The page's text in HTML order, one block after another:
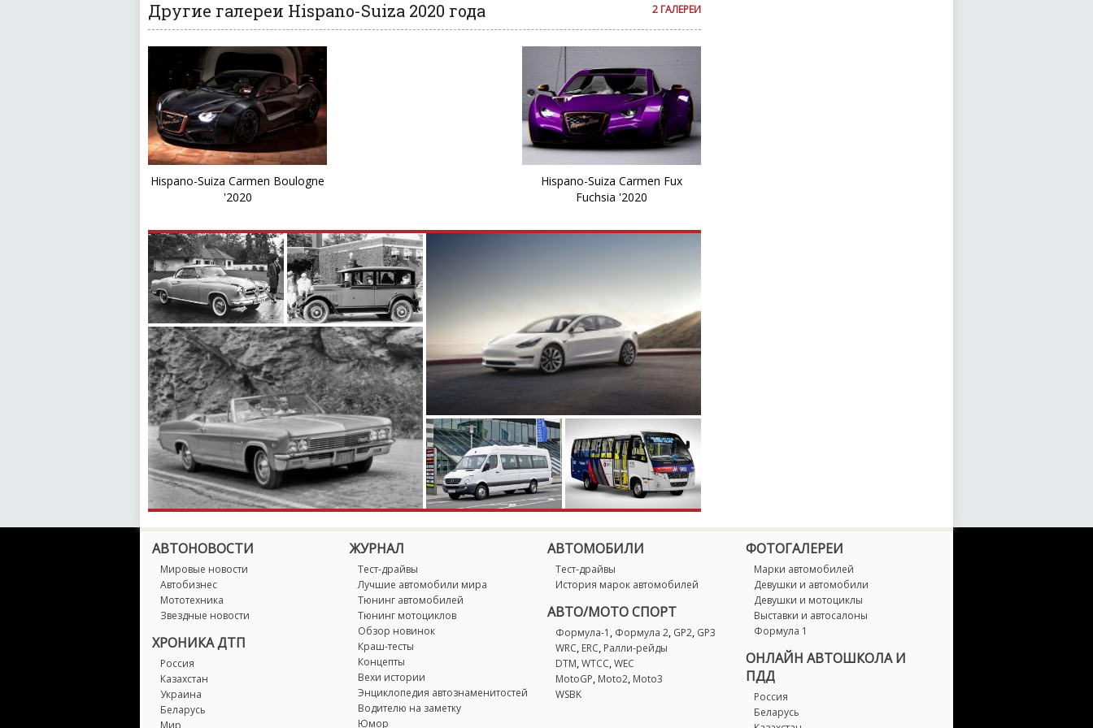
2 ГАЛЕРЕИ
Другие галереи Hispano-Suiza 2020 года
Hispano-Suiza Carmen Boulogne
'2020
Hispano-Suiza Carmen Fux
Fuchsia '2020
АВТОНОВОСТИ
Мировые новости
Автобизнес
Мототехника
Звездные новости
ХРОНИКА ДТП
Россия
Казахстан
Украина
Беларусь
ЖУРНАЛ
Тест-драйвы
Лучшие автомобили мира
Тюнинг автомобилей
Тюнинг мотоциклов
Обзор новинок
Краш-тесты
Концепты
Вехи истории
Энциклопедия автознаменитостей
Водителю на заметку
Юмор
АВТОМОБИЛИ
Тест-драйвы
История марок автомобилей
АВТО/МОТО СПОРТ
Формула-1 , Формула 2, GP2, GP3
WRC,ERC,Ралли-рейды
DTM,WTCC,WEC
MotoGP,Moto2,Moto3
WSBK
ФОТОГАЛЕРЕИ
Марки автомобилей
Девушки и автомобили
Девушки и мотоциклы
Выставки и автосалоны
Формула 1
ОНЛАЙН АВТОШКОЛА И
ПДД
Россия
Беларусь